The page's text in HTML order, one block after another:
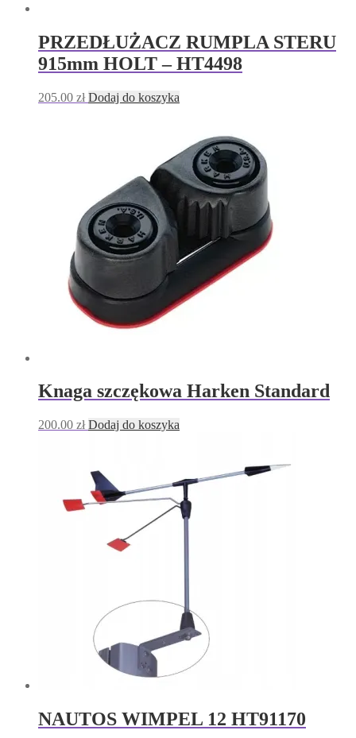
PRZEDŁUŻACZ RUMPLA STERU
915mm HOLT – HT4498
205.00 zł Dodaj do koszyka
Knaga szczękowa Harken Standard
200.00 zł Dodaj do koszyka
NAUTOS WIMPEL 12 HT91170